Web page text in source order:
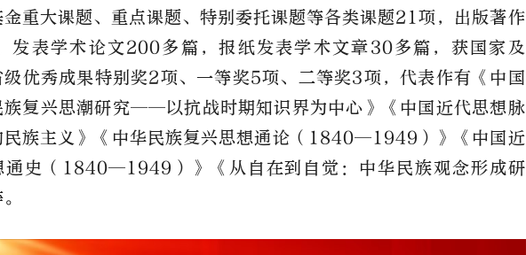
重大课题、重点课题、特别委托课题等各类课题21项，出版著作
发表学术论文200多篇，报纸发表学术文章30多篇，获国家及
优秀成果特别奖2项、一等奖5项、二等奖3项，代表作有《中国
族复兴思潮研究——以抗战时期知识界为中心》《中国近代思想脉
族主义》《中华民族复兴思想通论（ 1840—1949 ）》《中国近
史（ 1840—1949 ）》《从自在到自觉：中华民族观念形成研